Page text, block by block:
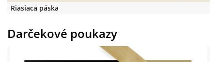
Riasiaca páska
Darčekové poukazy